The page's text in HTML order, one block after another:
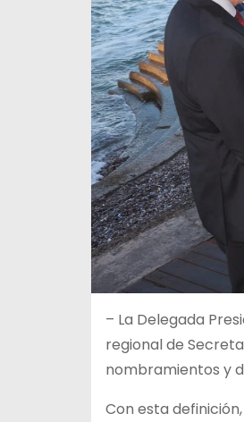
– La Delegada
regional de
nombramientos y
Con esta